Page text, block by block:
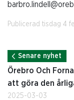
Publicerad tisdag 4
Senare nyhet
Örebro Och
att göra den
2025-03-03